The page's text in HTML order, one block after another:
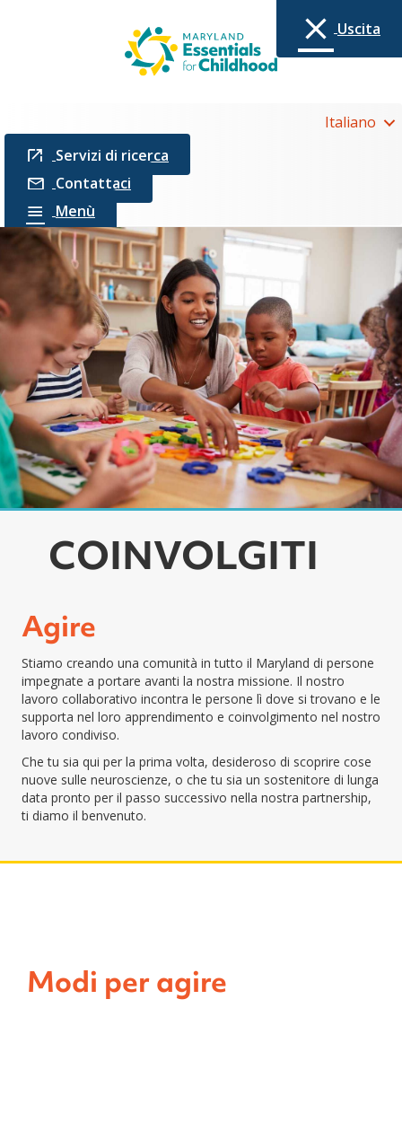
Italiano
Servizi di ricerca
Contattaci
Menù
COINVOLGITI
Agire
Stiamo creando una comunità in tutto il Maryland di persone
impegnate a portare avanti la nostra missione. Il nostro
lavoro collaborativo incontra le persone lì dove si trovano e le
supporta nel loro apprendimento e coinvolgimento nel nostro
lavoro condiviso.
Che tu sia qui per la prima volta, desideroso di scoprire cose
nuove sulle neuroscienze, o che tu sia un sostenitore di lunga
data pronto per il passo successivo nella nostra partnership,
ti diamo il benvenuto.
Modi per agire
Uscita